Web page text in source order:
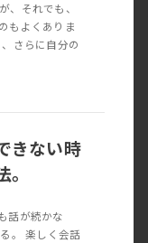
、それでも、
もよくありま
さらに自分の
きない時
話が続かな
。 楽しく会話